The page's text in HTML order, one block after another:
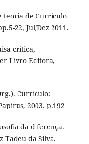
teoria de Currículo.
22, Jul/Dez 2011.
crítica,
Livro Editora,
Currículo:
2003. p.192
da diferença.
Tadeu da Silva.